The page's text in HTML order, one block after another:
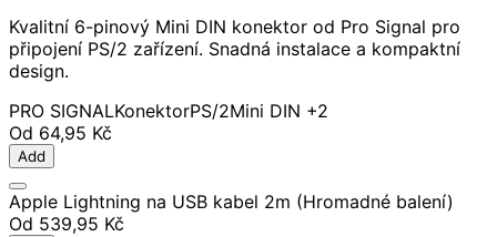
Kvalitní 6-pinový Mini DIN konektor od Pro Signal pro
připojení PS/2 zařízení. Snadná instalace a kompaktní
design.
PRO SIGNALKonektorPS/2Mini DIN +2
Od 64,95 Kč
Add
Apple Lightning na USB kabel 2m (Hromadné balení)
Od 539,95 Kč